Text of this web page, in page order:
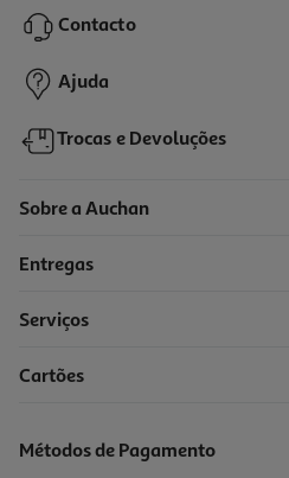
13,90 € PVP de editor
12,51 €
-10%
12,90 € PVP de editor
Contacto
Ajuda
Trocas e Devoluções
Sobre a Auchan
Entregas
Serviços
Cartões
Métodos de Pagamento